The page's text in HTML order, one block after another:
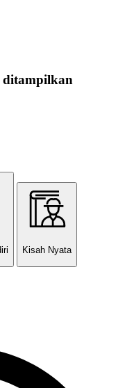
ditampilkan
Kisah Nyata